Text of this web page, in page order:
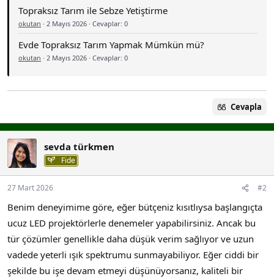
Topraksız Tarım ile Sebze Yetiştirme
okutan · 2 Mayıs 2026 · Cevaplar: 0
Evde Topraksız Tarım Yapmak Mümkün mü?
okutan · 2 Mayıs 2026 · Cevaplar: 0
Cevapla
sevda türkmen
Fide
27 Mart 2026 #2
Benim deneyimime göre, eğer bütçeniz kısıtlıysa başlangıçta
ucuz LED projektörlerle denemeler yapabilirsiniz. Ancak bu
tür çözümler genellikle daha düşük verim sağlıyor ve uzun
vadede yeterli ışık spektrumu sunmayabiliyor. Eğer ciddi bir
şekilde bu işe devam etmeyi düşünüyorsanız, kaliteli bir